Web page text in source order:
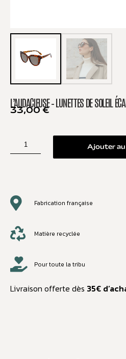
L’AUDACIEUSE – LUNETTES DE SOLEIL
33,00 €
Ajouter au
Fabrication française
Matière recyclée
Pour toute la tribu
Livraison offerte dès 35€